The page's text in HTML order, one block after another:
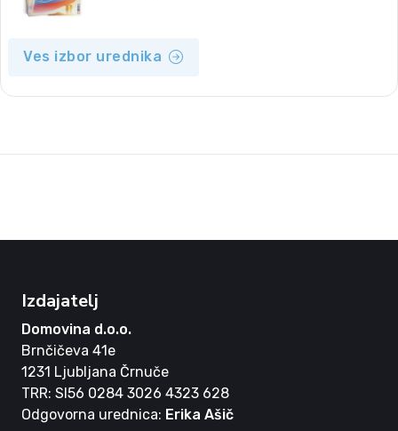
Ves izbor urednika
Izdajatelj
Domovina d.o.o.
Brnčičeva 41e
1231 Ljubljana Črnuče
TRR: SI56 0284 3026 4323 628
Odgovorna urednica: Erika Ašič